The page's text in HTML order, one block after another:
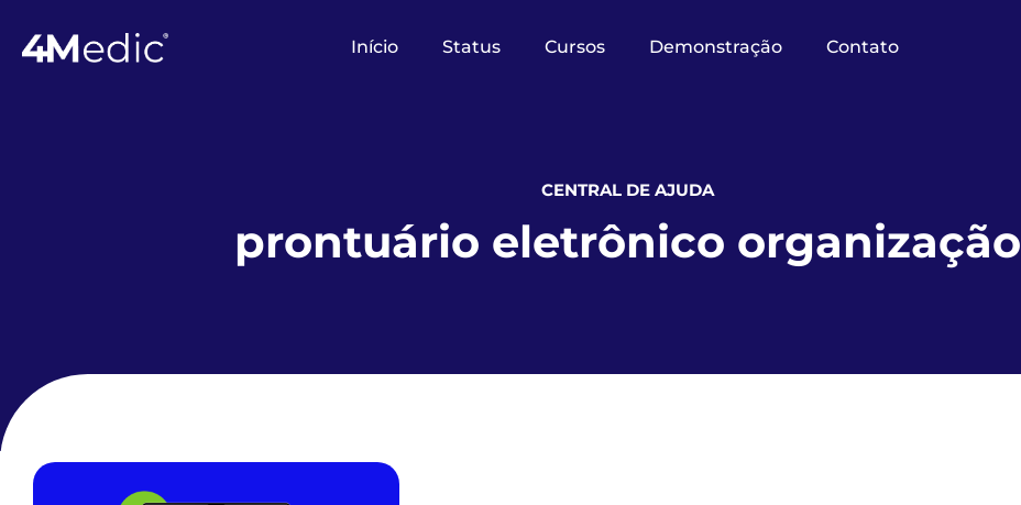
Início Status Cursos Demonstração Contato
CENTRAL DE AJUDA
prontuário eletrônico organização